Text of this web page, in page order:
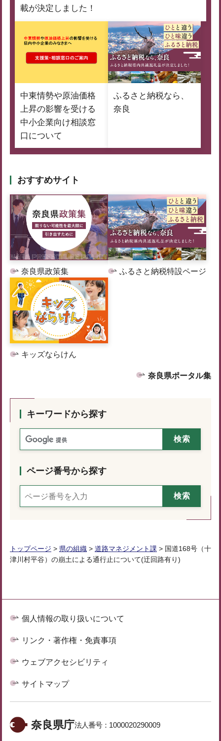
載が決定しました！
中東情勢や原油価格
上昇の影響を受ける
中小企業向け相談窓
口について
ふるさと納税なら、
奈良
おすすめサイト
奈良県政策集 ふるさと納税特設ページ
キッズならけん
奈良県ポータル集
キーワードから探す
ページ番号から探す
トップページ > 県の組織 > 道路マネジメント課 > 国道168号（十
津川村平谷）の崩土による通行止について(迂回路有り)
個人情報の取り扱いについて
リンク・著作権・免責事項
ウェブアクセシビリティ
サイトマップ
奈良県庁法人番号： 1000020290009